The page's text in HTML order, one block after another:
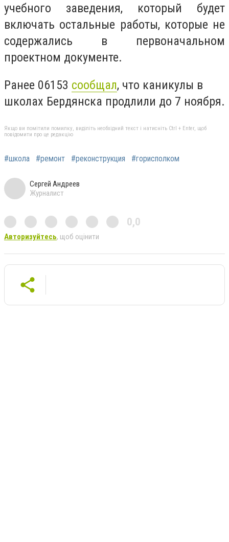
учебного заведения, который будет
включать остальные работы, которые не
содержались в первоначальном
проектном документе.
Ранее 06153 сообщал, что каникулы в
школах Бердянска продлили до 7 ноября.
Якщо ви помітили помилку, виділіть необхідний текст і натисніть Ctrl + Enter, щоб
повідомити про це редакцію
#школа #ремонт #реконструкция #горисполком
Сергей Андреев
Журналист
0,0
Авторизуйтесь, щоб оцінити